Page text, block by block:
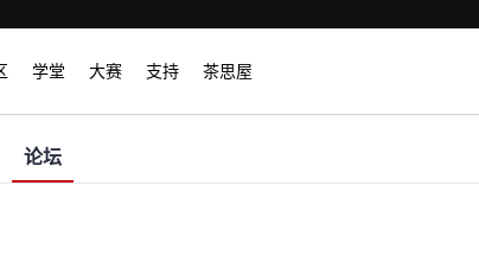
学堂 大赛 支持 茶思屋
论坛